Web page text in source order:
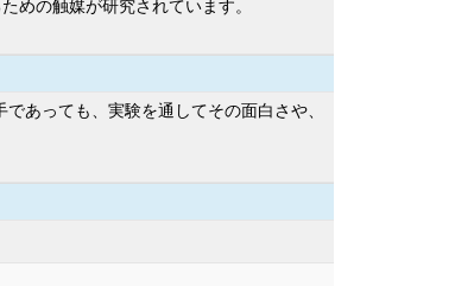
めの触媒が研究されています。
あっても、実験を通してその面白さや、